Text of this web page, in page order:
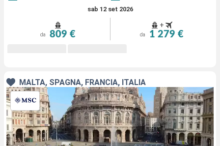
sab 12 set 2026
da 809 €
+
da 1 279 €
MALTA, SPAGNA, FRANCIA, ITALIA